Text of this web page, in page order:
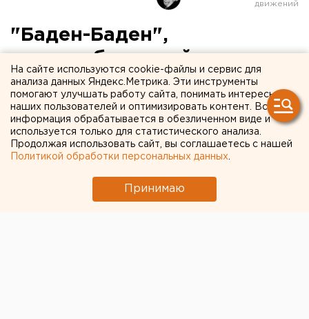
"Баден-Баден",
электробусы, дайвинг-
центр, а "Карасики"
убрать: новые планы
преображения Шарташа
На сайте используются cookie-файлы и сервис для
анализа данных Яндекс.Метрика. Эти инструменты
помогают улучшать работу сайта, понимать интересы
наших пользователей и оптимизировать контент. Вся
информация обрабатывается в обезличенном виде и
используется только для статистического анализа.
Продолжая использовать сайт, вы соглашаетесь с нашей
Политикой обработки персональных данных
Принимаю